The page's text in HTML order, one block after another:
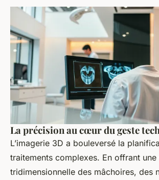
La précision au cœur du geste
L’imagerie 3D a bouleversé la
traitements complexes. En offrant une
tridimensionnelle des mâchoires, des